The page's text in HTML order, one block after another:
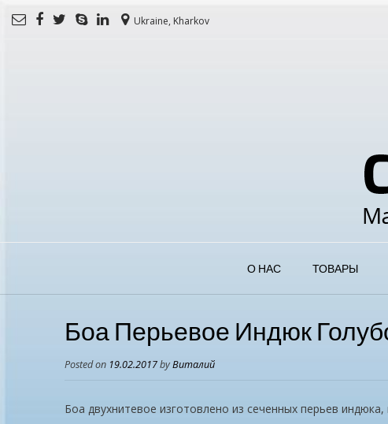
Ukraine, Kharkov
О НАС ТОВАРЫ
Боа Перьевое Индюк
Posted on 19.02.2017byВиталий
Боа двухнитевое изготовлено из сеченных перьев